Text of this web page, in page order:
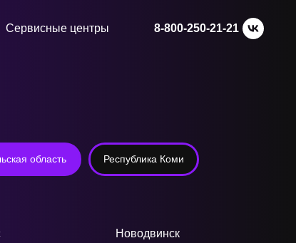
Сервисные центры 8-800-250-21-21
область Республика Коми
Новодвинск